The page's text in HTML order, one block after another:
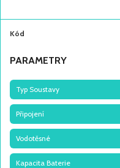
Kód
PARAMETRY
Typ Soustavy
Připojení
Vodotěsné
Kapacita Baterie